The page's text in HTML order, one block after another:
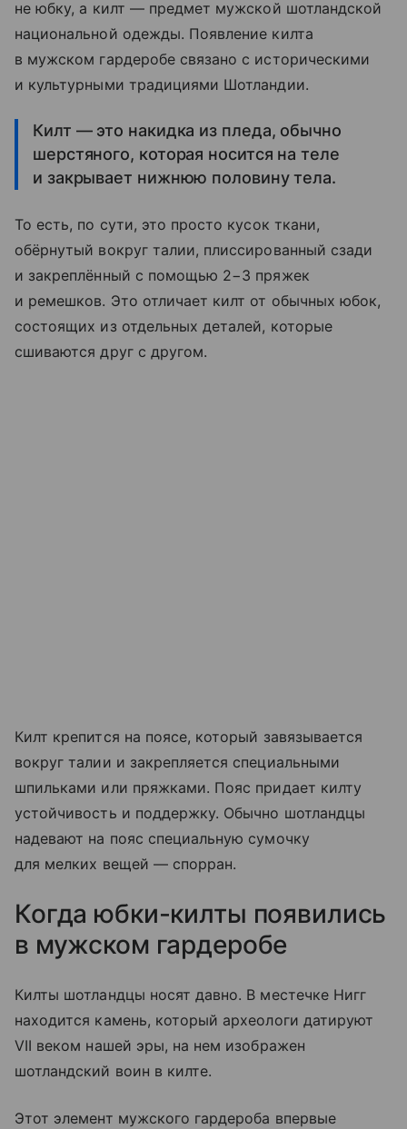
не юбку, а килт — предмет мужской шотландской
национальной одежды. Появление килта
в мужском гардеробе связано с историческими
и культурными традициями Шотландии.
Килт — это накидка из пледа, обычно
шерстяного, которая носится на теле
и закрывает нижнюю половину тела.
То есть, по сути, это просто кусок ткани,
обёрнутый вокруг талии, плиссированный сзади
и закреплённый с помощью 2−3 пряжек
и ремешков. Это отличает килт от обычных юбок,
состоящих из отдельных деталей, которые
сшиваются друг с другом.
Килт крепится на поясе, который завязывается
вокруг талии и закрепляется специальными
шпильками или пряжками. Пояс придает килту
устойчивость и поддержку. Обычно шотландцы
надевают на пояс специальную сумочку
для мелких вещей — спорран.
Когда юбки-килты появились
в мужском гардеробе
Килты шотландцы носят давно. В местечке Нигг
находится камень, который археологи датируют
VII веком нашей эры, на нем изображен
шотландский воин в килте.
Этот элемент мужского гардероба впервые